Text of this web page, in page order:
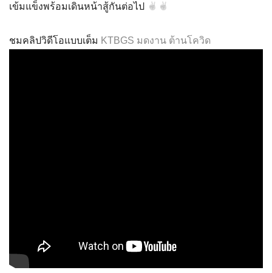
เข้มแข็งพร้อมเดินหน้าสู้กันต่อไป
ชมคลิปวิดีโอแบบเต็ม KTBGS มดงาน ต้านโควิด